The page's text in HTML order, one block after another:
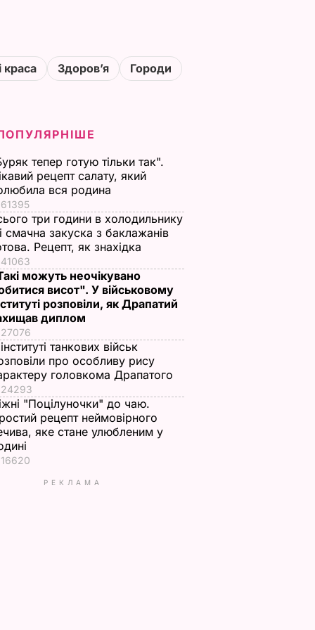
краса Здоровʼя Городи
тепер готую тільки так".
рецепт салату, який
вся родина
61395
три години в холодильнику
смачна закуска з баклажанів
Рецепт, як знахідка
41063
можуть неочікувано
висот". У військовому
розповіли, як Драпатий
диплом
27076
танкових військ
про особливу рису
головкома Драпатого
24293
"Поцілуночки" до чаю.
рецепт неймовірного
яке стане улюбленим у
16620
РЕКЛАМА